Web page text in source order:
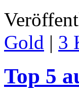
Gold | 3
Top 5